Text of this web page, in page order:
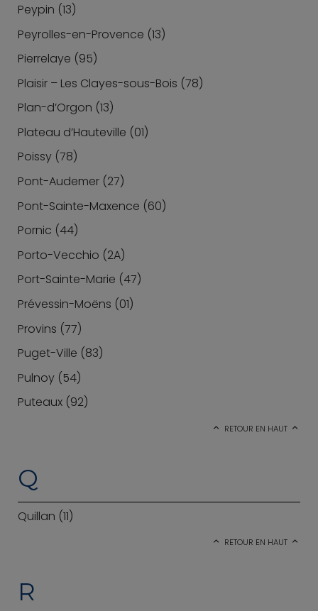
Peypin (13)
Peyrolles-en-Provence (13)
Pierrelaye (95)
Plaisir – Les Clayes-sous-Bois (78)
Plan-d’Orgon (13)
Plateau d’Hauteville (01)
Poissy (78)
Pont-Audemer (27)
Pont-Sainte-Maxence (60)
Pornic (44)
Porto-Vecchio (2A)
Port-Sainte-Marie (47)
Prévessin-Moëns (01)
Provins (77)
Puget-Ville (83)
Pulnoy (54)
Puteaux (92)
RETOUR EN HAUT
Q
Quillan (11)
RETOUR EN HAUT
R